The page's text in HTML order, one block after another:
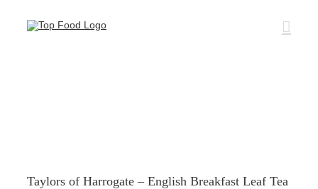
Inhalt
Taylors of Harrogate – English Breakfast Leaf Tea